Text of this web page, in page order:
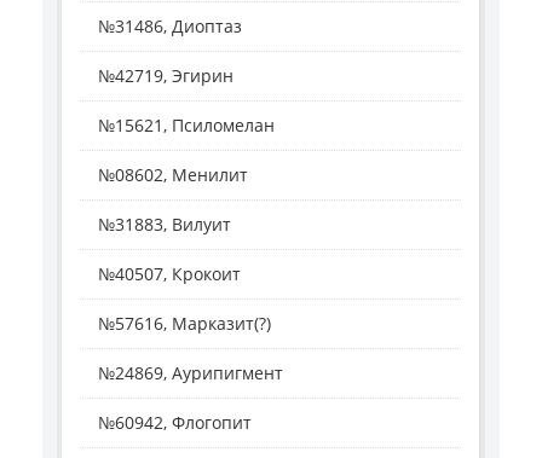
№31486, Диоптаз
№42719, Эгирин
№15621, Псиломелан
№08602, Менилит
№31883, Вилуит
№40507, Крокоит
№57616, Марказит(?)
№24869, Аурипигмент
№60942, Флогопит